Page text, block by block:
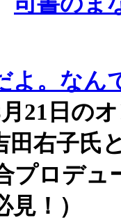
よ。な
8月21日
右子氏
プロデ
！）